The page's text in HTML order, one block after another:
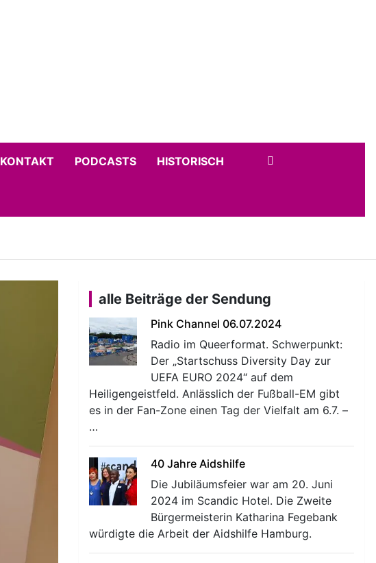
KONTAKT PODCASTS HISTORISCH
alle Beiträge der Sendung
Pink Channel 06.07.2024
Radio im Queerformat. Schwerpunkt:
Der „Startschuss Diversity Day zur
UEFA EURO 2024“ auf dem
Heiligengeistfeld. Anlässlich der Fußball-EM gibt
es in der Fan-Zone einen Tag der Vielfalt am 6.7. –
…
40 Jahre Aidshilfe
Die Jubiläumsfeier war am 20. Juni
2024 im Scandic Hotel. Die Zweite
Bürgermeisterin Katharina Fegebank
würdigte die Arbeit der Aidshilfe Hamburg.